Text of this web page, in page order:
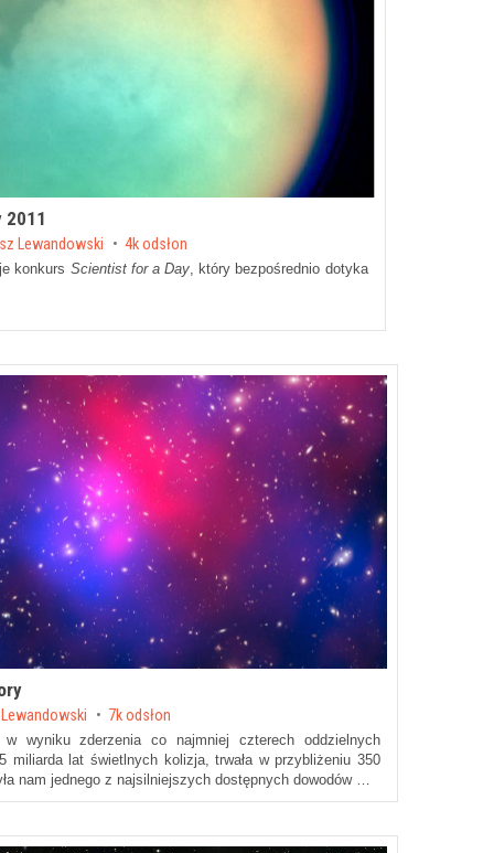
2011
Lewandowski 4k odsłon
konkurs Scientist for a Day, który bezpośrednio dotyka
7k odsłon
w wyniku zderzenia co najmniej czterech oddzielnych
miliarda lat świetlnych kolizja, trwała w przybliżeniu 350
nam jednego z najsilniejszych dostępnych dowodów …